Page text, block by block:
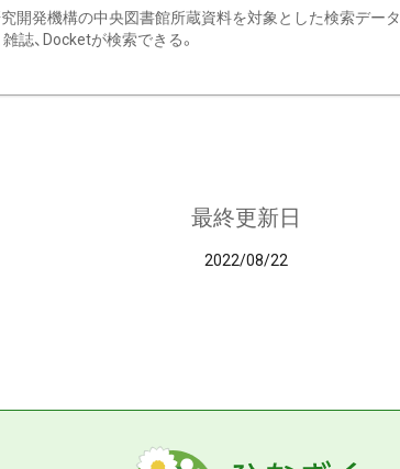
開発機構の中央図書館所蔵資料を対象とした検索デー
雑誌、Docketが検索できる。
最終更新日
2022/08/22